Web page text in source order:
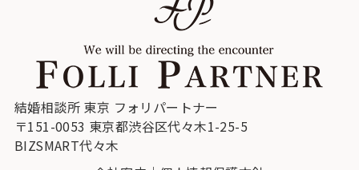
結婚相談所 東京 フォリパートナー
〒151-0053 東京都渋谷区代々木1-25-5
BIZSMART代々木